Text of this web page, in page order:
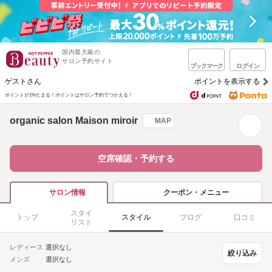
国内最大級の
サロン予約サイト
ブックマーク ログイン
ゲストさん ポイントを表示する
ポイントが1%たまる！ ポイントはサロン予約でつかえる！
organic salon Maison miroir MAP
空席確認・予約する
サロン情報 クーポン・メニュー
トップ
スタイ
リスト
スタイル ブログ 口コミ
レディース 選択なし
メンズ
選択なし
絞り込み